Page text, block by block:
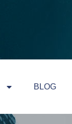
BLOG